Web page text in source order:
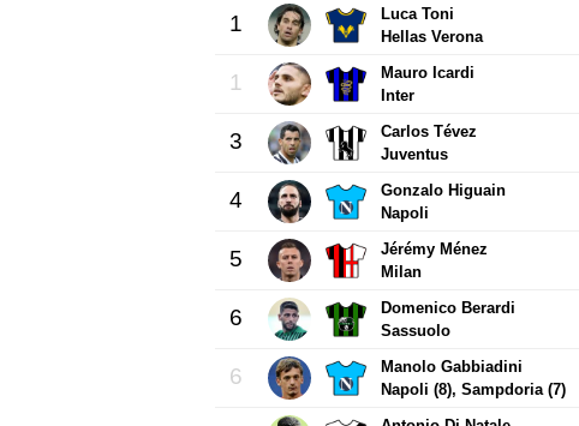
1
Luca Toni
Hellas Verona
1
Mauro Icardi
Inter
3
Carlos Tévez
Juventus
4
Gonzalo Higuain
Napoli
5
Jérémy Ménez
Milan
6
Domenico Berardi
Sassuolo
6
Manolo Gabbiadini
Napoli (8), Sampdoria (7)